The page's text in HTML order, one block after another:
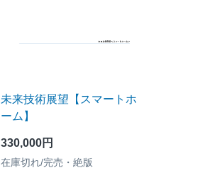
未来技術展望【スマートホ
ーム】
330,000円
在庫切れ/完売・絶版